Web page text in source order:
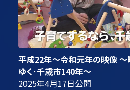
平成22年～令和元年の映像 ～
ゆく･千歳市140年～
2025年4月17日公開